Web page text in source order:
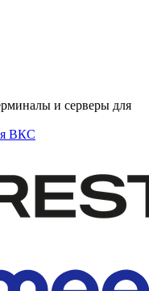
и серверы для
ВКС